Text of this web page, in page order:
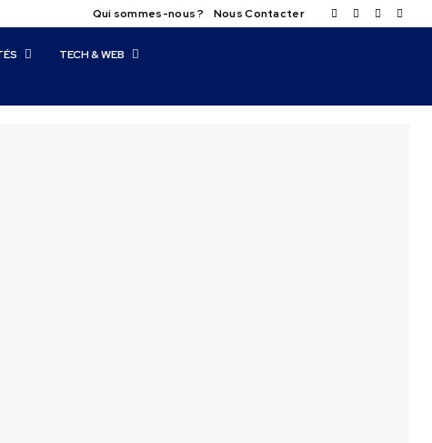
Qui sommes-nous ? Nous Contacter
TECH & WEB